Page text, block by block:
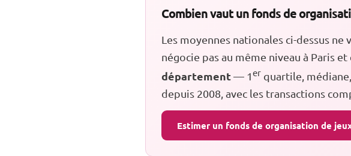
Combien vaut un fonds de
Les moyennes nationales ci-dessus
négocie pas au même niveau à Paris
département — 1er quartile,
depuis 2008, avec les transactions
Estimer un fonds de organisation de